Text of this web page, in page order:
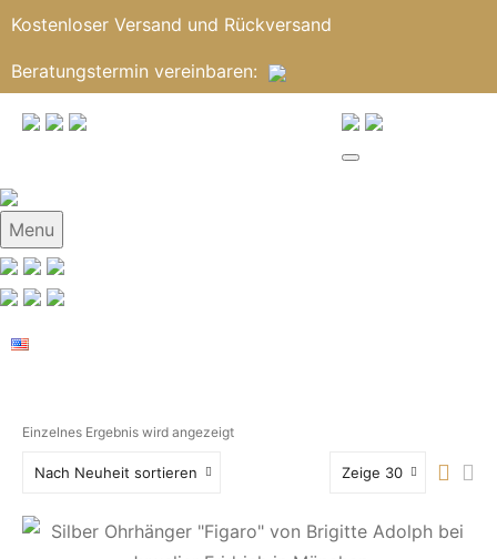
Kostenloser Versand und Rückversand
Beratungstermin vereinbaren:
Menu
Einzelnes Ergebnis wird angezeigt
Nach Neuheit sortieren Zeige 30